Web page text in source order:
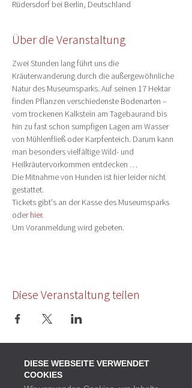
DIESE WEBSEITE VERWENDET
COOKIES
Rüdersdorf bei Berlin, Deutschland
Über die Veranstaltung
Zwei Stunden lang führt uns die
Kräuterwanderung durch die außergewöhnliche
Natur des Museumsparks. Auf seinen 17 Hektar
finden Pflanzen verschiedenste Bodenarten –
vom trockenen Kalkstein am Tagebaurand bis
hin zu fast schon sumpfigen Lagen am Wasser
von Mühlenfließ oder Karpfenteich. Darum kann
man besonders vielfältige Wild- und
Heilkräutervorkommen entdecken …
Die Mitnahme von Hunden ist hier leider nicht
gestattet.
Tickets gibt's an der Kasse des Museumsparks
oder hier.
Um Voranmeldung wird gebeten.
Diese Veranstaltung teilen
Startseite
Termine